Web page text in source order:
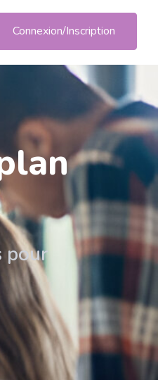
Connexion/Inscription
pour